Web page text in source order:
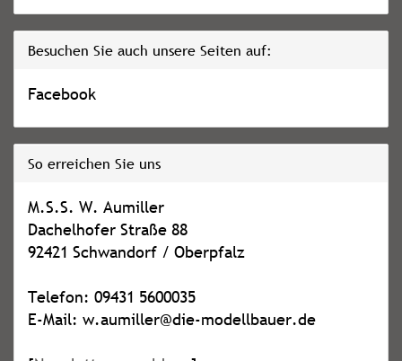
Besuchen Sie auch unsere Seiten auf:
Facebook
So erreichen Sie uns
M.S.S. W. Aumiller
Dachelhofer Straße 88
92421 Schwandorf / Oberpfalz
Telefon: 09431 5600035
E-Mail: w.aumiller@die-modellbauer.de